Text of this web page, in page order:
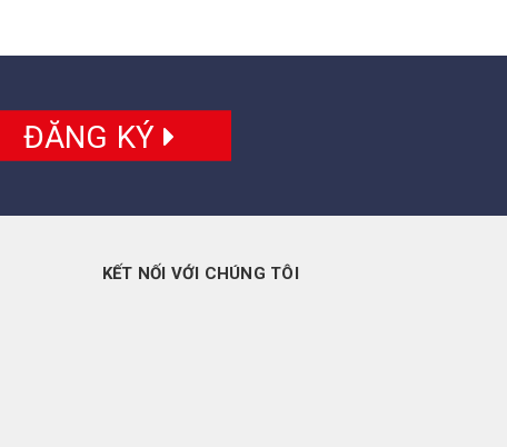
ĐĂNG KÝ
KẾT NỐI VỚI CHÚNG TÔI